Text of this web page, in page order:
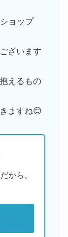
ョップ
ざいます
えるもの
ますね😊
から、